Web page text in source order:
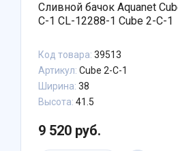
Сливной бачок Aquanet
C-1 CL-12288-1 Cube 2-C-1
Код товара: 39513
Артикул: Cube 2-C-1
Ширина: 38
Высота: 41.5
9 520 руб.